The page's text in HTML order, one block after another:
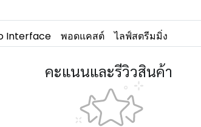
Interface พอดแคสต์ ไลฟ์สตรีมมิ่ง
คะแนนและรีวิวสินค้า